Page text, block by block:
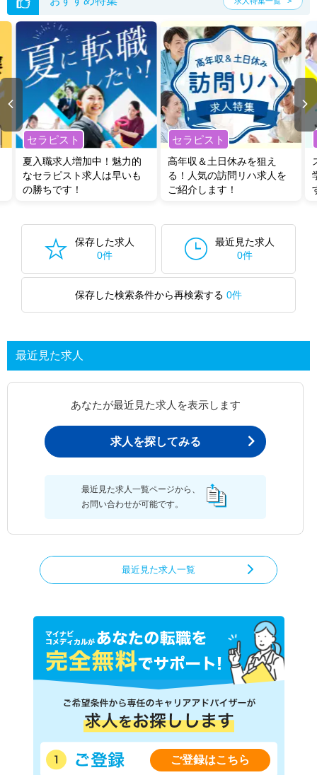
セラピスト
夏入職求人増加中！魅力的
なセラピスト求人は早いも
の勝ちです！
セラピスト
高年収＆土日休みを狙え
る！人気の訪問リハ求人を
ご紹介します！
保存した求人
0件
最近見た求人
0件
保存した検索条件から再検索する 0件
最近見た求人
あなたが最近見た求人を表示します
求人を探してみる
最近見た求人一覧ページから、
お問い合わせが可能です。
最近見た求人一覧
ご登録はこちら